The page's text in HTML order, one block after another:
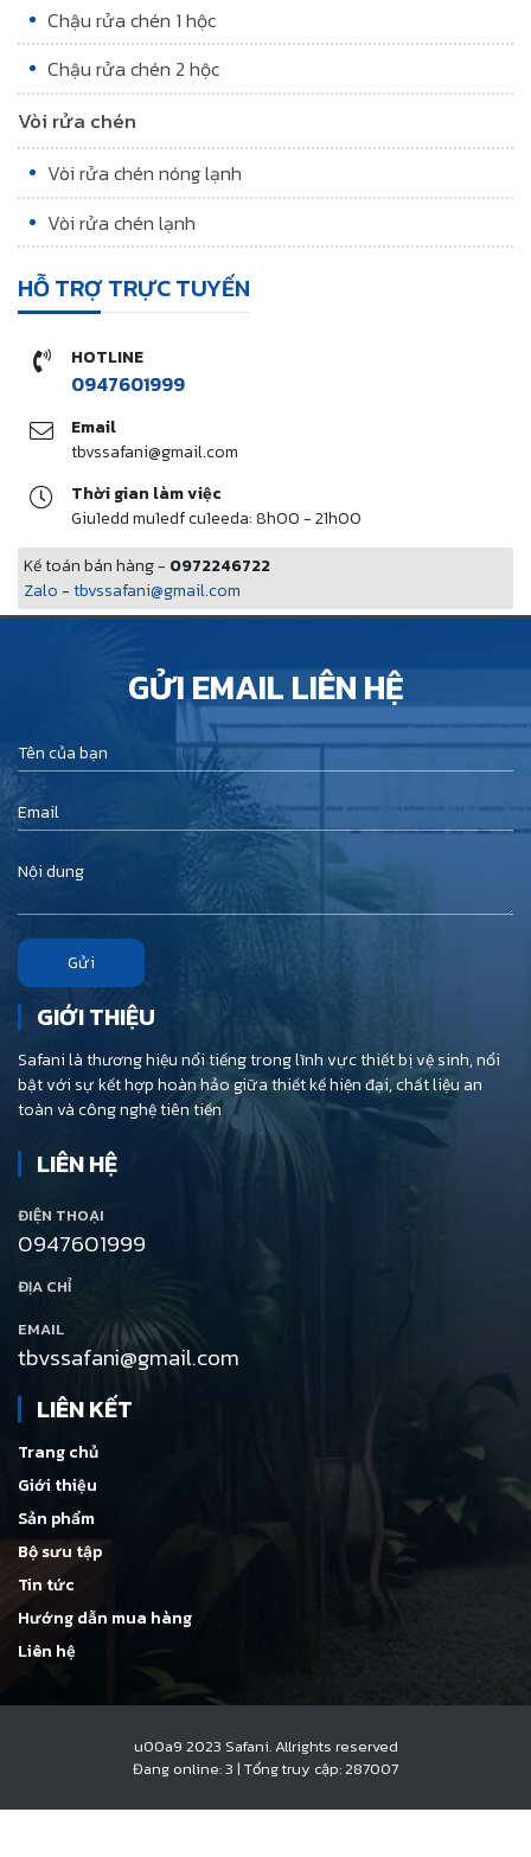
Chậu rửa chén 1 hộc
Chậu rửa chén 2 hộc
Vòi rửa chén
Vòi rửa chén nóng lạnh
Vòi rửa chén lạnh
HỖ TRỢ TRỰC TUYẾN
HOTLINE
0947601999
Email
tbvssafani@gmail.com
Thời gian làm việc
Giu1edd mu1edf cu1eeda: 8h00 - 21h00
Kế toán bán hàng - 0972246722
Zalo-tbvssafani@gmail.com
GỬI EMAIL LIÊN HỆ
Gửi
GIỚI THIỆU
Safani là thương hiệu nổi tiếng trong lĩnh vực thiết bị vệ sinh, nổi
bật với sự kết hợp hoàn hảo giữa thiết kế hiện đại, chất liệu an
toàn và công nghệ tiên tiến
LIÊN HỆ
ĐIỆN THOẠI
0947601999
ĐỊA CHỈ
EMAIL
tbvssafani@gmail.com
LIÊN KẾT
Trang chủ
Giới thiệu
Sản phẩm
Bộ sưu tập
Tin tức
Hướng dẫn mua hàng
Liên hệ
u00a9 2023 Safani. Allrights reserved
Đang online: 3 | Tổng truy cập: 287007